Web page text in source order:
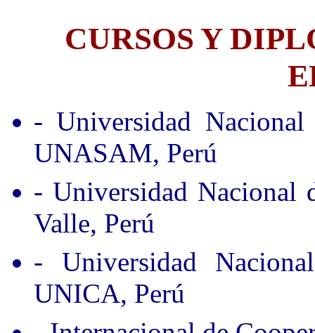
CURSOS Y
- Universidad
UNASAM, Perú
- Universidad Nacional
Valle, Perú
- Universidad
UNICA, Perú